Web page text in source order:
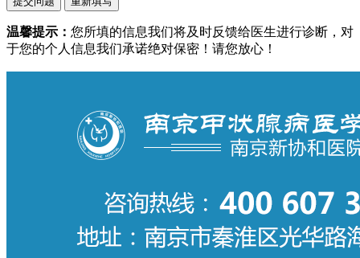
温馨提示： 您所填的信息我们将及时反馈给医生进行诊断，对
于您的个人信息我们承诺绝对保密！请您放心！